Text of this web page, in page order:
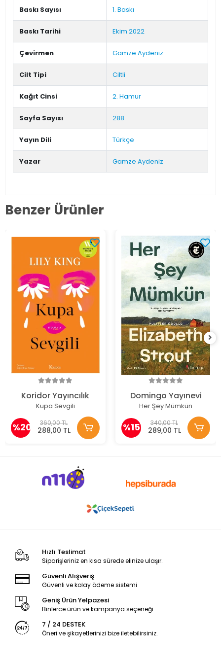
Baskı Sayısı 1. Baskı
Baskı Tarihi Ekim 2022
Çevirmen Gamze Aydeniz
Cilt Tipi Ciltli
Kağıt Cinsi 2. Hamur
Sayfa Sayısı 288
Yayın Dili Türkçe
Yazar Gamze Aydeniz
Benzer Ürünler
Koridor Yayıncılık
Kupa Sevgili
%20 360,00 TL
288,00 TL
Domingo Yayınevi
Her Şey Mümkün
%15 340,00 TL
289,00 TL
Hızlı Teslimat
Siparişleriniz en kısa sürede elinize ulaşır.
Güvenli Alışveriş
Güvenli ve kolay ödeme sistemi
Geniş Ürün Yelpazesi
Binlerce ürün ve kampanya seçeneği
7 / 24 DESTEK
Öneri ve şikayetlerinizi bize iletebilirsiniz.